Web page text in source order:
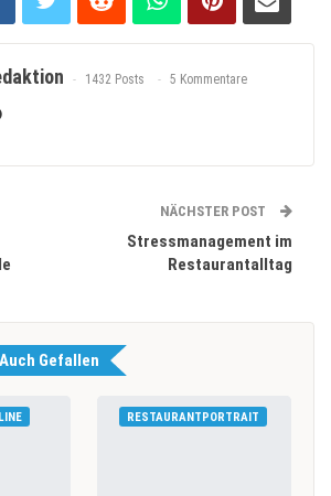
1432 Posts 5 Kommentare
NÄCHSTER POST
Stressmanagement im
Restaurantalltag
Gefallen
RESTAURANTPORTRAIT